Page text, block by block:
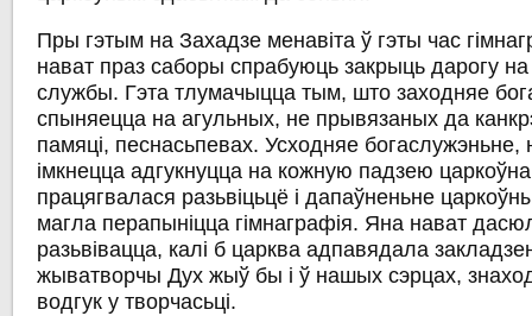
Пры гэтым на Захадзе менавіта ў гэты час
нават праз саборы спрабуюць закрыць дарогу
службы. Гэта тлумачыцца тым, што заходняе
спыняецца на агульных, не прывязаных да
памяці, песнасьпевах. Усходняе богаслужэньне,
імкнецца адгукнуцца на кожную падзею
працягвалася разьвіцьцё і дапаўненьне
магла перапыніцца гімнаграфія. Яна нават
разьвівацца, калі б царква адпавядала
жыватворчы Дух жыў бы і ў нашых сэрцах,
водгук у творчасьці.